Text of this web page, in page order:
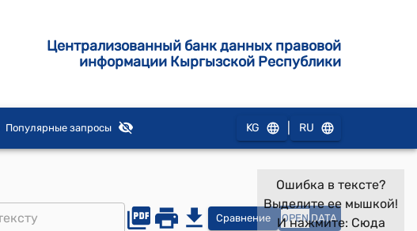
Централизованный банк данных правовой
информации Кыргызской Республики
Популярные запросы KG RU
Сравнение OPEN DATA
Ошибка в тексте?
Выделите ее мышкой!
И нажмите: Сюда